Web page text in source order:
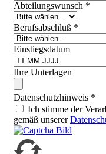
Abteilungswunsch *
Berufsabschluß *
Einstiegsdatum
Ihre Unterlagen
Datenschutzhinweis *
Ich stimme der
gemäß unserer